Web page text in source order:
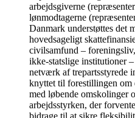
arbejdsgiverne
lønmodtagerne
Danmark understøttes det
hovedsageligt
civilsamfund –
ikke-statslige institutioner
netværk af trepartsstyrede
knyttet til forestillingen om
med løbende omskolinger
arbejdsstyrken, der
bidrage til at sikre